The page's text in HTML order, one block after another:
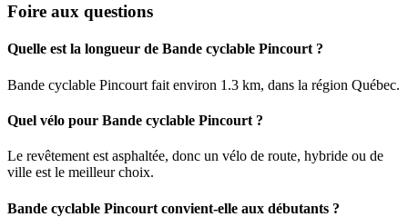
Foire aux questions
Quelle est la longueur de Bande cyclable Pincourt ?
Bande cyclable Pincourt fait environ 1.3 km, dans la région Québec.
Quel vélo pour Bande cyclable Pincourt ?
Le revêtement est asphaltée, donc un vélo de route, hybride ou de
ville est le meilleur choix.
Bande cyclable Pincourt convient-elle aux débutants ?